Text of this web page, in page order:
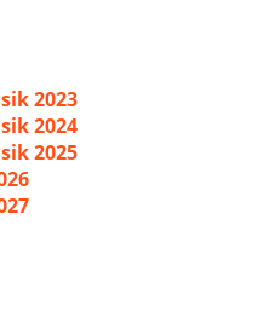
2023
2024
2025